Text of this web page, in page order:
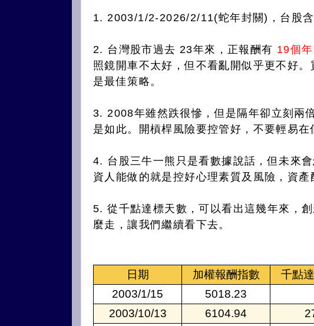
1.2003/1/2-2026/2/11(蛇年封關)， 台股
2. 台灣股市過去 23年來，正報酬有 19個
照鏡開車不太好，但不看亂開似乎更不好
是最佳策略。
3. 2008年雖然跌很慘，但是隔年卻立刻兩
是如此。開槓桿風險要控管好，不要輕易在
4. 台股三牛一熊只是看數據說話，但未來
資人能做的就是控好心理素質及風險，資產
5. 從千點達標天數，可以看出這幾年來，
麼走，讓我們繼續看下去。
日期 加權報酬指數
千點
2003/1/15
5018.23
2003/10/13
6104.94